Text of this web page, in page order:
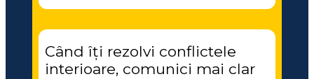
Când îți rezolvi conflictele
interioare, comunici mai clar